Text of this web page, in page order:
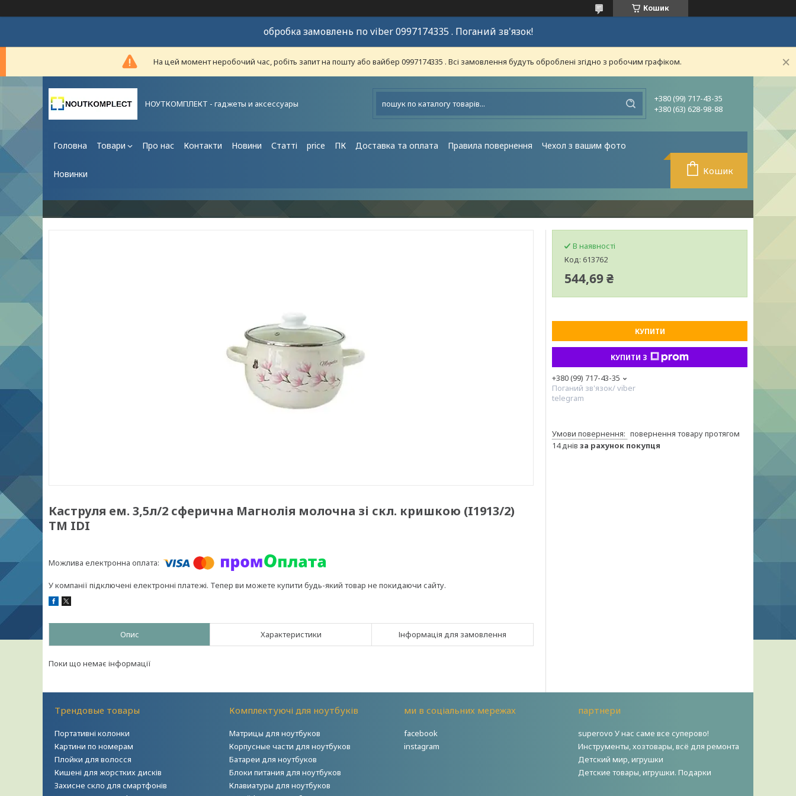
Кошик
обробка замовлень по viber 0997174335 . Поганий зв'язок!
На цей момент неробочий час, робіть запит на пошту або вайбер 0997174335 . Всі замовлення будуть оброблені згідно з робочим графіком.
НОУТКОМПЛЕКТ - гаджеты и аксессуары
+380 (99) 717-43-35
+380 (63) 628-98-88
Головна Товари Про нас Контакти Новини Статті price ПК Доставка та оплата Правила повернення Чехол з вашим фото
Новинки Кошик
Каструля ем. 3,5л/2 сферична Магнолія молочна зі скл. кришкою (I1913/2)
ТМ IDI
У компанії підключені електронні платежі. Тепер ви можете купити будь-який товар не покидаючи сайту.
Опис Характеристики Інформація для замовлення
Поки що немає інформації
В наявності
Код: 613762
544,69 ₴
КУПИТИ
КУПИТИ З
+380 (99) 717-43-35
Поганий зв'язок/ viber
telegram
повернення товару протягом
14 днів за рахунок покупця
Трендовые товары
Портативні колонки
Картини по номерам
Плойки для волосся
Кишені для жорстких дисків
Захисне скло для смартфонів
Комплектуючі для ноутбуків
Матрицы для ноутбуков
Корпусные части для ноутбуков
Батареи для ноутбуков
Блоки питания для ноутбуков
Клавиатуры для ноутбуков
ми в соціальних мережах
facebook
instagram
партнери
superovo У нас саме все суперово!
Инструменты, хозтовары, всё для ремонта
Детский мир, игрушки
Детские товары, игрушки. Подарки